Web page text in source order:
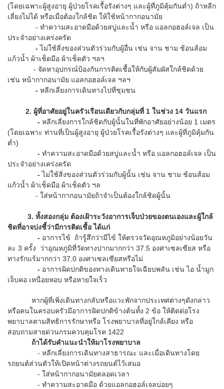
(โดยเฉพาะผู้สูงอายุ ผู้ป่วยโรคเรื้อรังต่างๆ และผู้ที่ภูมิคุ้มกันต่ำ) ถ้าหลีก
เลี่ยงไม่ได้ หรือเมื่อต้องใกล้ชิด ให้ใช้หน้ากากอนามัย
- ทำความสะอาดมือด้วยสบู่และน้ำ หรือ แอลกอฮอล์เจล เป็น
ประจำอย่างเคร่งครัด
-ไม่ใช้สิ่งของส่วนตัวร่วมกับผู้อื่น เช่น จาน ชาม ช้อนส้อม
แก้วน้ำ ผ้าเช็ดมือ ผ้าเช็ดตัว ฯลฯ
- จัดหาอุปกรณ์ป้องกันการติดเชื้อให้กับผู้สัมผัสใกล้ชิดด้วย
เช่น หน้ากากอนามัย แอลกอฮอล์เจล ฯลฯ
- หลีกเลี่ยงการเดินทางไปที่ชุมชน
2. ผู้ที่อาศัยอยู่ในครัวเรือนเดียวกับกลุ่มที่ 1 ในช่วง 14 วันแรก
- หลีกเลี่ยงการใกล้ชิดกับผู้นั้นในที่พักอาศัยอย่างน้อย 1 เมตร
(โดยเฉพาะ ท่านที่เป็นผู้สูงอายุ ผู้ป่วยโรคเรื้อรังต่างๆ และผู้ที่ภูมิคุ้มกัน
ต่ำ)
- ทำความสะอาดมือด้วยสบู่และน้ำ หรือ แอลกอฮอล์เจล เป็น
ประจำอย่างเคร่งครัด
-ไม่ใช้สิ่งของส่วนตัวร่วมกับผู้นั้น เช่น จาน ชาม ช้อนส้อม
แก้วน้ำ ผ้าเช็ดมือ ผ้าเช็ดตัว ฯล
- ใส่หน้ากากอนามัยถ้าจำเป็นต้องใกล้ชิดผู้นั้น
3. ทั้งสองกลุ่ม ต้องเฝ้าระวังอาการเจ็บป่วยของตนเองและผู้ใกล้
ชิดที่อาจบ่งชี้ว่ามีการติดเชื้อ ได้แก่
- อาการไข้ ถ้ารู้สึกว่ามีไข้ ให้ตรวจวัดอุณหภูมิอย่างน้อยวัน
ละ 3 ครั้ง ว่าอุณหภูมิที่วัดทางปากมากกว่า 37.5 องศาเซลเซียส หรือ
ทางรักแร้มากกว่า 37.0 องศาเซลเซียสหรือไม่
- อาการผิดปกติของทางเดินหายใจเฉียบพลัน เช่น ไอ น้ำมูก
เจ็บคอ เหนื่อยหอบ หรือหายใจเร็ว
หากผู้ที่เพิ่งเดินทางกลับหรือแวะพักจากประเทศต่างๆดังกล่าว
หรือคนในครอบครัวมีอาการผิดปกติข้างต้นทั้ง 2 ข้อ ให้ติดต่อโรง
พยาบาลตามสิทธิการรักษาหรือ โรงพยาบาลที่อยู่ใกล้เคียง หรือ
สอบถามสายด่วนกรมควบคุมโรค 1422
ถ้าได้รับคำแนะนำให้มาโรงพยาบาล
- หลีกเลี่ยงการเดินทางสาธารณะ และเมื่อเดินทางโดย
รถยนต์ส่วนตัวให้เปิดหน้าต่างรถยนต์ไว้เสมอ
- ใส่หน้ากากอนามัยตลอดเวลา
- ทำความสะอาดมือ ด้วยแอลกอฮอล์เจลบ่อยๆ